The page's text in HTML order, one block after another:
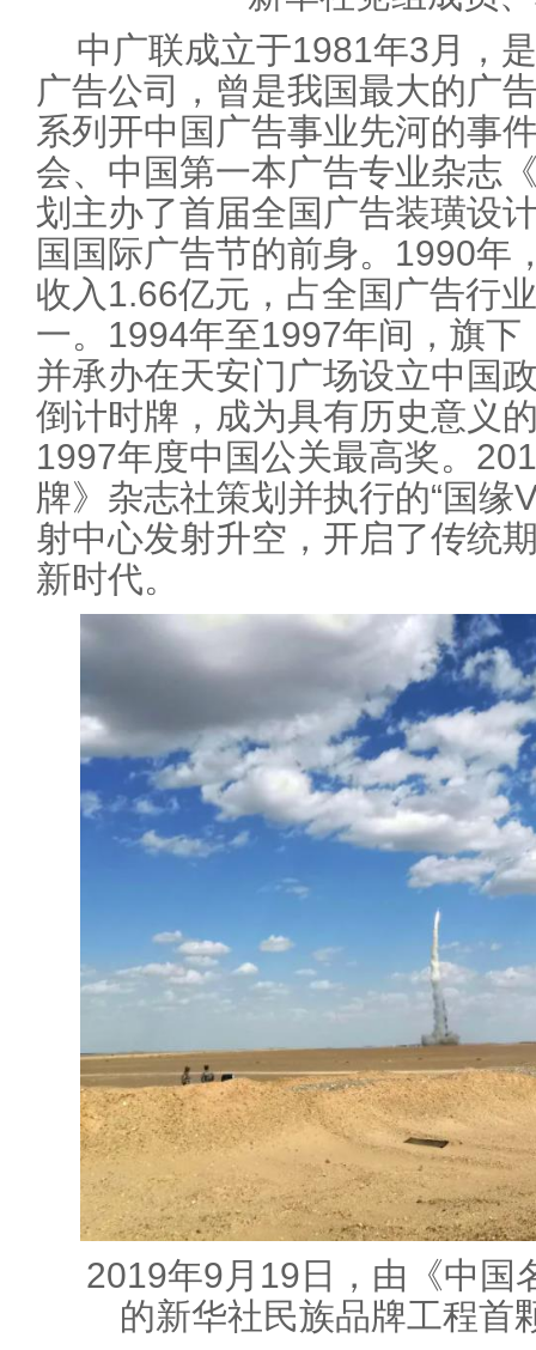
中广联成立于1981年3月，
广告公司，曾是我国最大的广
系列开中国广告事业先河的事
会、中国第一本广告专业杂志
划主办了首届全国广告装璜设
国国际广告节的前身。1990年
收入1.66亿元，占全国广告行
一。1994年至1997年间，旗
并承办在天安门广场设立中国
倒计时牌，成为具有历史意义
1997年度中国公关最高奖。
牌》杂志社策划并执行的“国缘
射中心发射升空，开启了传统
新时代。
2019年9月19日，由《中国
的新华社民族品牌工程首